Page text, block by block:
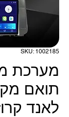
SKU: 1002185
מערכת
תואם
לאנד קרוזר